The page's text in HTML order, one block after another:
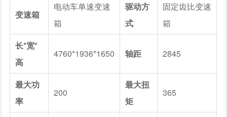
变速箱
电动车单速变速
箱
驱动方
式
固定齿比变速
箱
长*宽*
高
4760*1936*1650 轴距 2845
最大功
率
200
最大扭
矩
365